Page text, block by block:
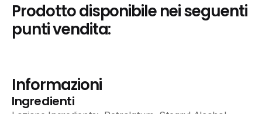
Prodotto disponibile nei seguenti
punti vendita:
Informazioni
Ingredienti